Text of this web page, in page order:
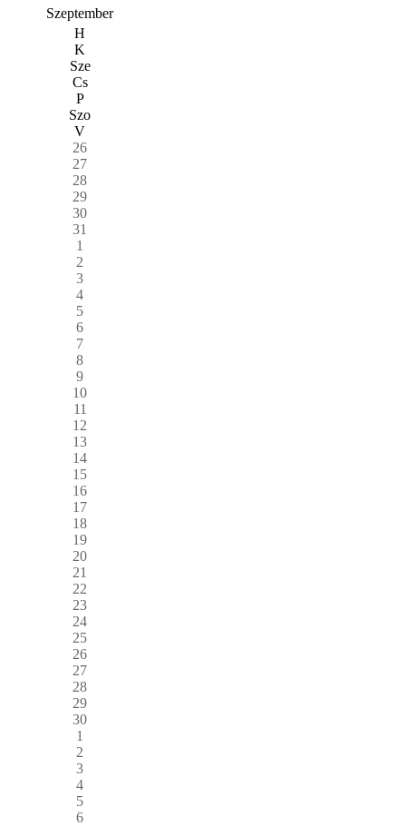
Szeptember
H
K
Sze
Cs
P
Szo
V
26
27
28
29
30
31
1
2
3
4
5
6
7
8
9
10
11
12
13
14
15
16
17
18
19
20
21
22
23
24
25
26
27
28
29
30
1
2
3
4
5
6